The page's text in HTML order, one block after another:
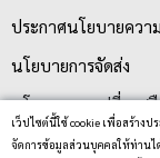
เว็ปไซต์นี้ใช้ cookie เพื่อสร้าง
จัดการข้อมูลส่วนบุคคลให้ท่านไ
ประกาศนโยบายควา
นโยบายการจัดส่ง
นโยบายการเปลี่ยน/